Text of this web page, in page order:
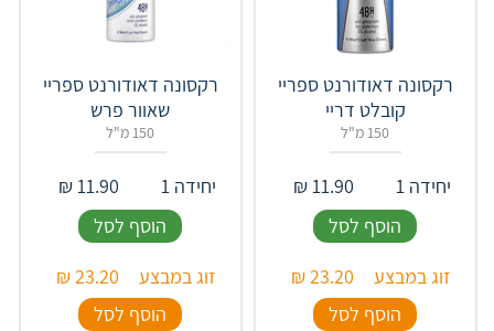
רקסונה דאודורנט ספריי
קובלט דריי
150 מ"ל
יחידה 1 11.90
₪
הוסף לסל
זוג במבצע
23.20
₪
הוסף לסל
רקסונה דאודורנט ספריי
שאוור פרש
150 מ"ל
יחידה 1 11.90
₪
הוסף לסל
זוג במבצע
23.20
₪
הוסף לסל